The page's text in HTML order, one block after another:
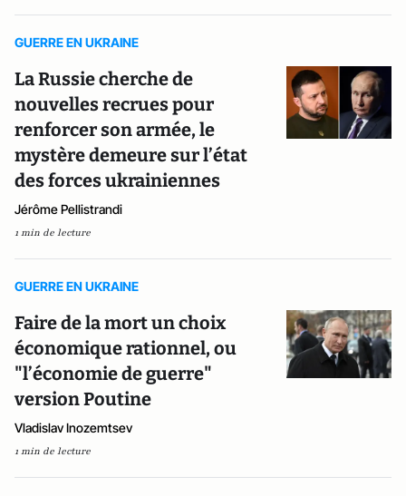
GUERRE EN UKRAINE
La Russie cherche de
nouvelles recrues pour
renforcer son armée, le
mystère demeure sur l’état
des forces ukrainiennes
Jérôme Pellistrandi
1 min de lecture
GUERRE EN UKRAINE
Faire de la mort un choix
économique rationnel, ou
"l’économie de guerre"
version Poutine
Vladislav Inozemtsev
1 min de lecture